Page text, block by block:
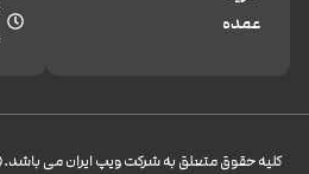
عمده
کليه حقوق متعلق به شرکت ویپ ایران می باشد.©